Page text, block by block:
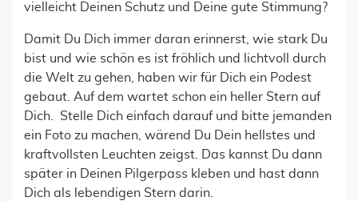
vielleicht Deinen Schutz und Deine gute Stimmung?
Damit Du Dich immer daran erinnerst, wie stark Du
bist und wie schön es ist fröhlich und lichtvoll durch
die Welt zu gehen, haben wir für Dich ein Podest
gebaut. Auf dem wartet schon ein heller Stern auf
Dich. Stelle Dich einfach darauf und bitte jemanden
ein Foto zu machen, wärend Du Dein hellstes und
kraftvollsten Leuchten zeigst. Das kannst Du dann
später in Deinen Pilgerpass kleben und hast dann
Dich als lebendigen Stern darin.